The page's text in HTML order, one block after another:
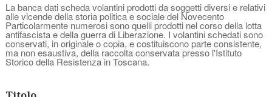
La banca dati scheda volantini prodotti da soggetti diversi e relativi
alle vicende della storia politica e sociale del Novecento
Particolarmente numerosi sono quelli prodotti nel corso della lotta
antifascista e della guerra di Liberazione. I volantini schedati sono
conservati, in originale o copia, e costituiscono parte consistente,
ma non esaustiva, della raccolta conservata presso l'Istituto
Storico della Resistenza in Toscana.